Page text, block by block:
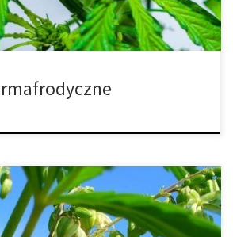
wszystkie oczy zwrócone są na